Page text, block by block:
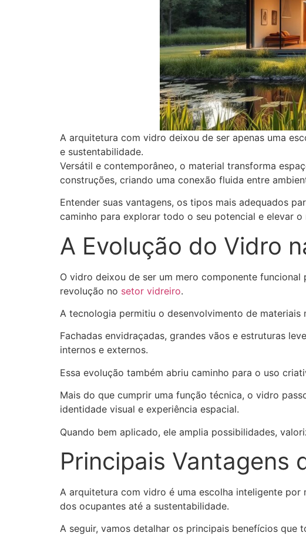
A arquitetura com vidro deixou de ser apenas uma
e sustentabilidade.
Versátil e contemporâneo, o material transforma
construções, criando uma conexão fluida entre
Entender suas vantagens, os tipos mais adequados
caminho para explorar todo o seu potencial e elevar o
A Evolução do Vidro
O vidro deixou de ser um mero componente
revolução no setor vidreiro.
A tecnologia permitiu o desenvolvimento de
Fachadas envidraçadas, grandes vãos e estruturas
internos e externos.
Essa evolução também abriu caminho para o uso
Mais do que cumprir uma função técnica, o vidro
identidade visual e experiência espacial.
Quando bem aplicado, ele amplia possibilidades,
Principais Vantagens
A arquitetura com vidro é uma escolha inteligente
dos ocupantes até a sustentabilidade.
A seguir, vamos detalhar os principais benefícios que